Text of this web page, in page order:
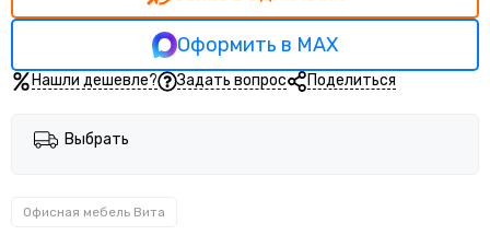
Оформить в MAX
Нашли дешевле? Задать вопрос Поделиться
Выбрать
Офисная мебель Вита